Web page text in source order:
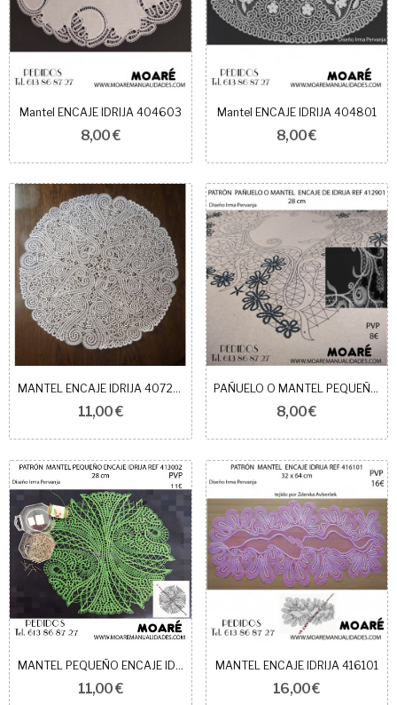
Mantel ENCAJE IDRIJA 404603
8,00 €
Mantel ENCAJE IDRIJA 404801
8,00 €
MANTEL ENCAJE IDRIJA 407201
11,00 €
PAÑUELO O MANTEL PEQUEÑO ENCAJE IDRIJA 412901
8,00 €
MANTEL PEQUEÑO ENCAJE IDRIJA 413002
11,00 €
MANTEL ENCAJE IDRIJA 416101
16,00 €